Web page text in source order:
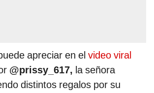
apreciar en el video viral
@prissy_617, la señora
distintos regalos por su